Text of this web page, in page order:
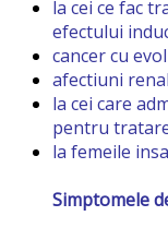
la cei ce fac
efectului
cancer cu
afectiuni
la cei care
pentru
la femeile
Simptomele